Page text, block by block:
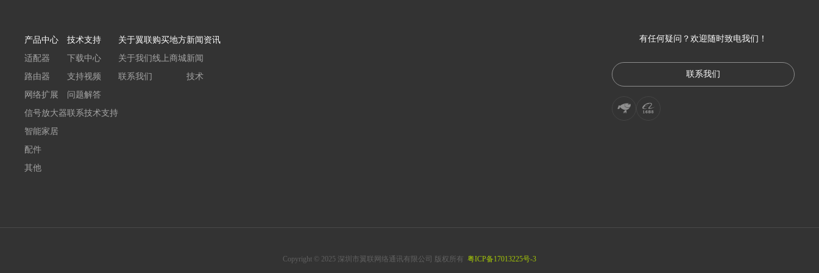
产品中心
适配器
路由器
网络扩展
信号放大器
智能家居
配件
其他
技术支持
下载中心
支持视频
问题解答
联系技术支持
关于翼联
关于我们
联系我们
购买地方
线上商城
新闻资讯
新闻
技术
有任何疑问？欢迎随时致电我们！
联系我们
Copyright © 2025 深圳市翼联网络通讯有限公司 版权所有 粤ICP备17013225号-3